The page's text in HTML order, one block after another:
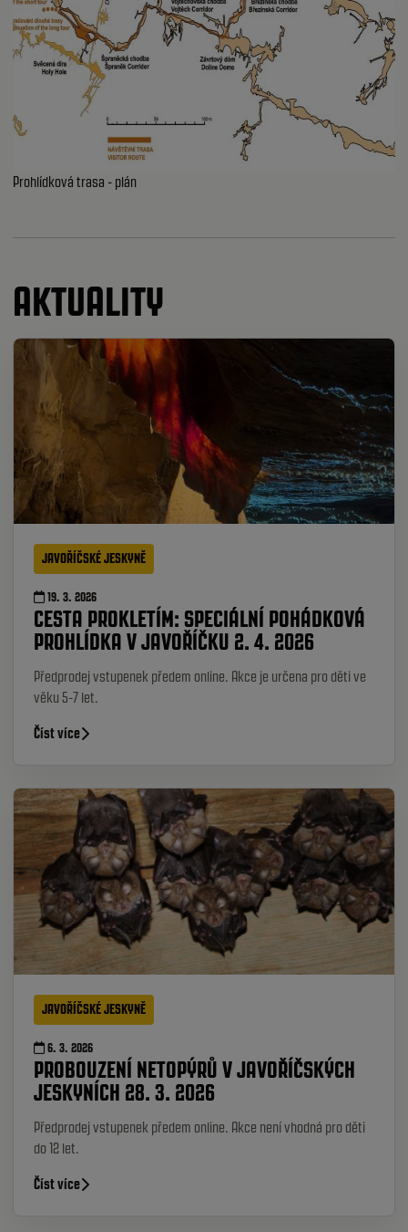
Prohlídková trasa - plán
AKTUALITY
JAVOŘÍČSKÉ JESKYNĚ
19. 3. 2026
CESTA PROKLETÍM: SPECIÁLNÍ POHÁDKOVÁ
PROHLÍDKA V JAVOŘÍČKU 2. 4. 2026
Předprodej vstupenek předem online. Akce je určena pro děti ve
věku 5-7 let.
Číst více
JAVOŘÍČSKÉ JESKYNĚ
6. 3. 2026
PROBOUZENÍ NETOPÝRŮ V JAVOŘÍČSKÝCH
JESKYNÍCH 28. 3. 2026
Předprodej vstupenek předem online. Akce není vhodná pro děti
do 12 let.
Číst více